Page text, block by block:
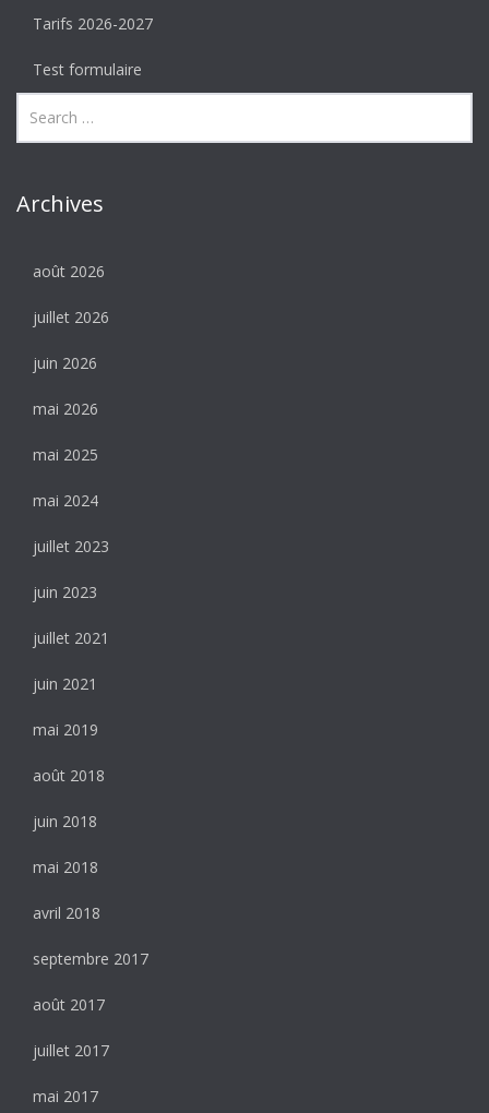
Tarifs 2026-2027
Test formulaire
Archives
août 2026
juillet 2026
juin 2026
mai 2026
mai 2025
mai 2024
juillet 2023
juin 2023
juillet 2021
juin 2021
mai 2019
août 2018
juin 2018
mai 2018
avril 2018
septembre 2017
août 2017
juillet 2017
mai 2017